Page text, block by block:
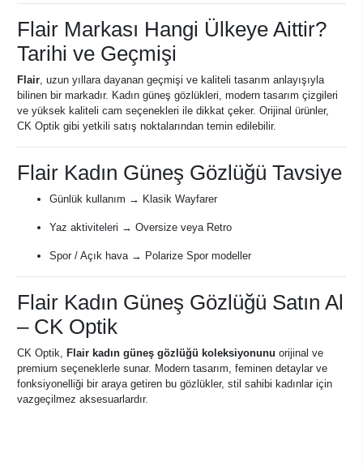
Flair Markası Hangi Ülkeye Aittir?
Tarihi ve Geçmişi
Flair, uzun yıllara dayanan geçmişi ve kaliteli tasarım anlayışıyla
bilinen bir markadır. Kadın güneş gözlükleri, modern tasarım çizgileri
ve yüksek kaliteli cam seçenekleri ile dikkat çeker. Orijinal ürünler,
CK Optik gibi yetkili satış noktalarından temin edilebilir.
Flair Kadın Güneş Gözlüğü Tavsiye
Günlük kullanım → Klasik Wayfarer
Yaz aktiviteleri → Oversize veya Retro
Spor / Açık hava → Polarize Spor modeller
Flair Kadın Güneş Gözlüğü Satın Al
– CK Optik
CK Optik, Flair kadın güneş gözlüğü koleksiyonunu orijinal ve
premium seçeneklerle sunar. Modern tasarım, feminen detaylar ve
fonksiyonelliği bir araya getiren bu gözlükler, stil sahibi kadınlar için
vazgeçilmez aksesuarlardır.